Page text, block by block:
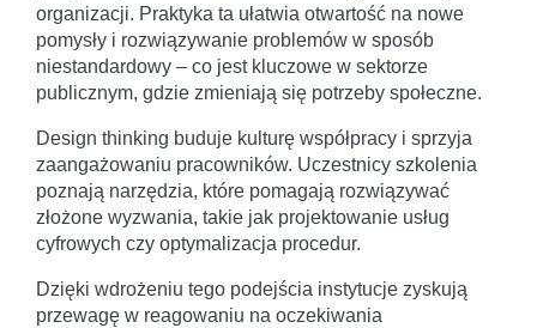
organizacji. Praktyka ta ułatwia otwartość na nowe
pomysły i rozwiązywanie problemów w sposób
niestandardowy – co jest kluczowe w sektorze
publicznym, gdzie zmieniają się potrzeby społeczne.
Design thinking buduje kulturę współpracy i sprzyja
zaangażowaniu pracowników. Uczestnicy szkolenia
poznają narzędzia, które pomagają rozwiązywać
złożone wyzwania, takie jak projektowanie usług
cyfrowych czy optymalizacja procedur.
Dzięki wdrożeniu tego podejścia instytucje zyskują
przewagę w reagowaniu na oczekiwania